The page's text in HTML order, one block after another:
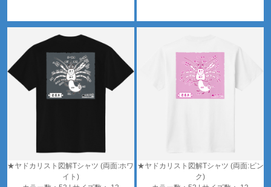
★ヤドカリスト図解Tシャツ (両面:ホワ
イト)
★ヤドカリスト図解Tシャツ (両面:ピン
ク)